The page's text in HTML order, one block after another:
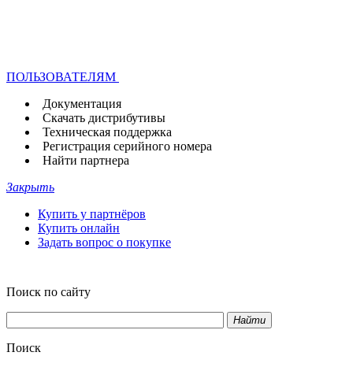
ПОЛЬЗОВАТЕЛЯМ
Документация
Скачать дистрибутивы
Техническая поддержка
Регистрация серийного номера
Найти партнера
Закрыть
Купить у партнёров
Купить онлайн
Задать вопрос о покупке
Поиск по сайту
Найти
Поиск